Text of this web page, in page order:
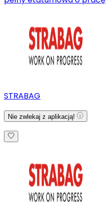
STRABAG
Nie zwlekaj z aplikacją!